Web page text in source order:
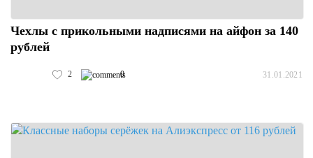
Чехлы с прикольными надписями на айфон за 140
рублей
2 0 31.01.2021